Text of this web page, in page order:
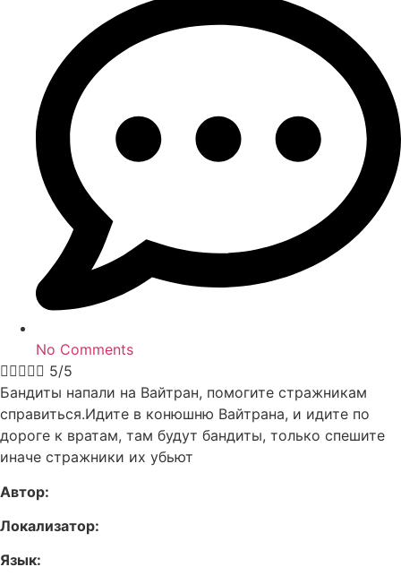
No Comments
 5/5
Бандиты напали на Вайтран, помогите стражникам
справиться.Идите в конюшню Вайтрана, и идите по
дороге к вратам, там будут бандиты, только спешите
иначе стражники их убьют
Автор:
Локализатор:
Язык: